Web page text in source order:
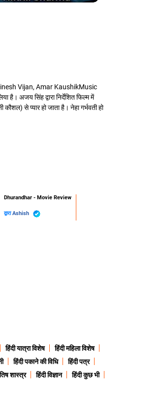
Vijan, Amar KaushikMusic
अजय सिंह द्वारा निर्देशित फिल्म में
से प्यार हो जाता है। नेहा गर्भवती हो
Dhurandhar - Movie Review
द्वाराAshish
हिंदी यात्रा विशेष
हिंदी महिला विशेष
हिंदी पकाने की विधि
हिंदी पत्र
शास्त्र हिंदी विज्ञान
हिंदी कुछ भी